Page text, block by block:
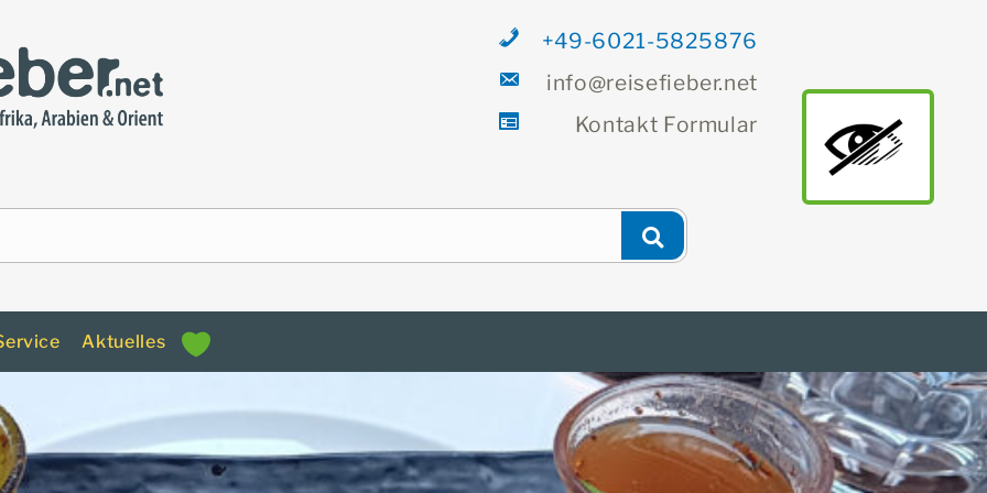
main
+49-6021-5825876
info@reisefieber.net
Kontakt Formular
Suchen
Aktuelles